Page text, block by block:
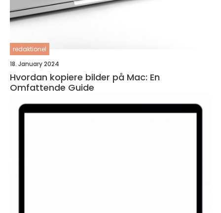
redaktionel
18. January 2024
Hvordan kopiere bilder på Mac: En
Omfattende Guide